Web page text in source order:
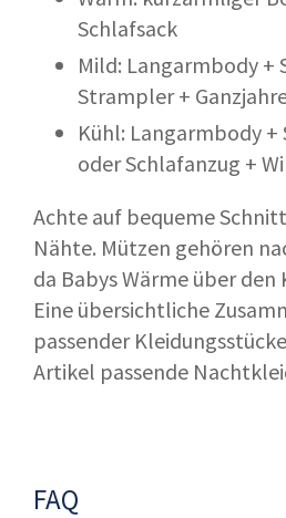
Schlafsack
Mild: Langarmbody +
Strampler +
Kühl: Langarmbody
oder Schlafanzug +
Achte auf bequeme
Nähte. Mützen gehören
da Babys Wärme über
Eine übersichtliche
passender
Artikel passende
FAQ